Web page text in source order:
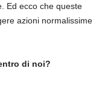
Ed ecco che queste
azioni normalissime
di noi?